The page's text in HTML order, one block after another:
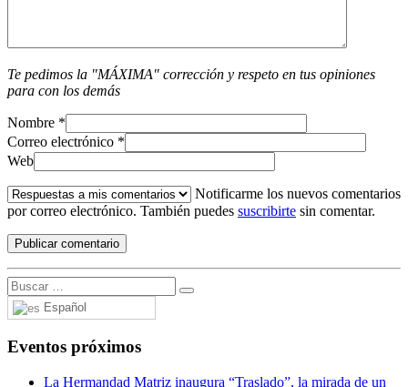
Te pedimos la "MÁXIMA" corrección y respeto en tus opiniones
para con los demás
Nombre *
Correo electrónico *
Web
Notificarme los nuevos comentarios
por correo electrónico. También puedes suscribirte sin comentar.
Español
Eventos próximos
La Hermandad Matriz inaugura “Traslado”, la mirada de un